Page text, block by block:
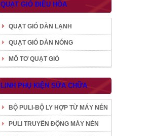
QUẠT GIÓ ĐIỀU HÒA
QUẠT GIÓ DÀN LẠNH
QUẠT GIÓ DÀN NÓNG
MÔ TƠ QUẠT GIÓ
LINH PHỤ KIỆN SỬA CHỮA
BỘ PULI-BỘ LY HỢP TỪ MÁY NÉN
PULI TRUYỀN ĐỘNG MÁY NÉN